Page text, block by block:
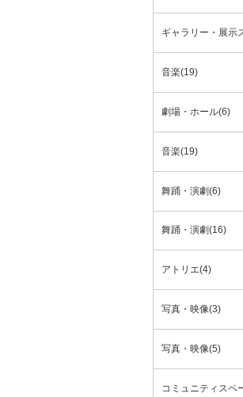
ギャラリー・展示
音楽(19)
劇場・ホール(6)
音楽(19)
舞踊・演劇(6)
舞踊・演劇(16)
アトリエ(4)
写真・映像(3)
写真・映像(5)
コミュニティスペ